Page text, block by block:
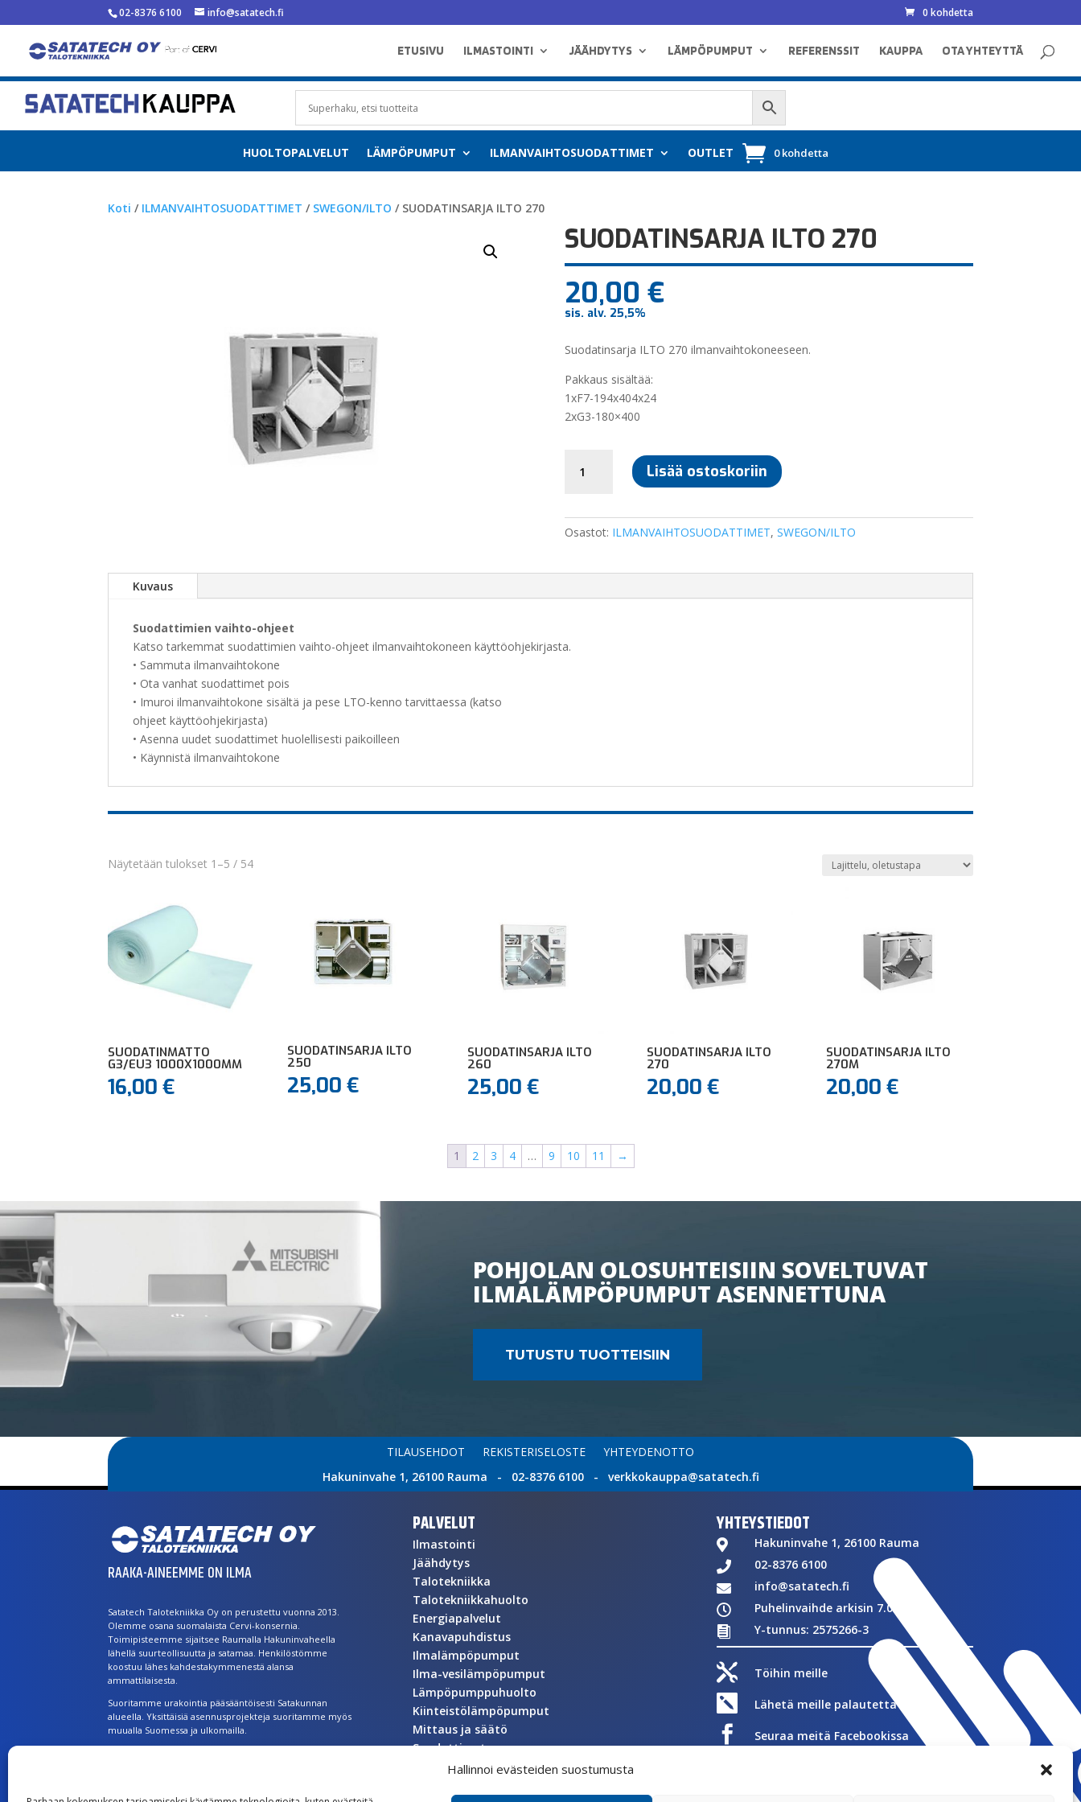
Hallinnoi evästeiden suostumusta
02-8376 6100 info@satatech.fi 0 kohdetta
ETUSIVU ILMASTOINTI JÄÄHDYTYS LÄMPÖPUMPUT REFERENSSIT KAUPPA OTA YHTEYTTÄ
HUOLTOPALVELUT LÄMPÖPUMPUT ILMANVAIHTOSUODATTIMET OUTLET 0 kohdetta
Koti / ILMANVAIHTOSUODATTIMET / SWEGON/ILTO / SUODATINSARJA ILTO 270
SUODATINSARJA ILTO 270
20,00 €
sis. alv. 25,5%
Suodatinsarja ILTO 270 ilmanvaihtokoneeseen.
Pakkaus sisältää:
1xF7-194x404x24
2xG3-180×400
SUODATINSARJA
ILTO
Lisää ostoskoriin
Osastot: ILMANVAIHTOSUODATTIMET, SWEGON/ILTO
Kuvaus
Suodattimien vaihto-ohjeet
Katso tarkemmat suodattimien vaihto-ohjeet ilmanvaihtokoneen käyttöohjekirjasta.
• Sammuta ilmanvaihtokone
• Ota vanhat suodattimet pois
• Imuroi ilmanvaihtokone sisältä ja pese LTO-kenno tarvittaessa (katso
ohjeet käyttöohjekirjasta)
• Asenna uudet suodattimet huolellisesti paikoilleen
• Käynnistä ilmanvaihtokone
Näytetään tulokset 1–5 / 54
SUODATINMATTO
G3/EU3 1000X1000MM
16,00€
SUODATINSARJA ILTO
250
25,00€
SUODATINSARJA ILTO
260
25,00 €
SUODATINSARJA ILTO
270
20,00 €
SUODATINSARJA ILTO
270M
20,00 €
1 2 3 4 … 9 10 11 →
POHJOLAN OLOSUHTEISIIN SOVELTUVAT
ILMALÄMPÖPUMPUT ASENNETTUNA
TUTUSTU TUOTTEISIIN
TILAUSEHDOT REKISTERISELOSTE
YHTEYDENOTTO
Hakuninvahe 1, 26100 Rauma - 02-8376 6100 - verkkokauppa@satatech.fi
RAAKA-AINEEMME ON ILMA
Satatech Talotekniikka Oy on perustettu vuonna 2013.
Olemme osana suomalaista Cervi-konsernia.
Toimipisteemme sijaitsee Raumalla Hakuninvaheella
lähellä suurteollisuutta ja satamaa. Henkilöstömme
koostuu lähes kahdestakymmenestä alansa
ammattilaisesta.
Suoritamme urakointia pääsääntöisesti Satakunnan
alueella. Yksittäisiä asennusprojekteja suoritamme myös
muualla Suomessa ja ulkomailla.
PALVELUT
Ilmastointi
Jäähdytys
Talotekniikka
Talotekniikkahuolto
Energiapalvelut
Kanavapuhdistus
Ilmalämpöpumput
Ilma-vesilämpöpumput
Lämpöpumppuhuolto
Kiinteistölämpöpumput
Mittaus ja säätö
Suodattimet
Asuntoilmanvaihto
YHTEYSTIEDOT
 Hakuninvahe 1, 26100 Rauma
 02-8376 6100
 info@satatech.fi
 Puhelinvaihde arkisin 7.00-16.00
 Y-tunnus: 2575266-3
 Töihin meille
 Lähetä meille palautetta
 Seuraa meitä Facebookissa